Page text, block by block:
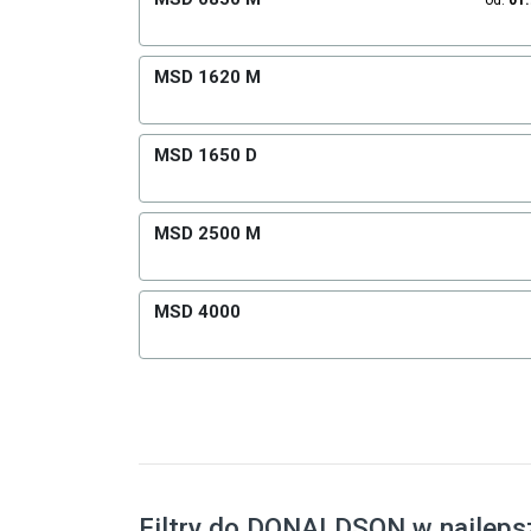
MSD 1620 M
MSD 1650 D
MSD 2500 M
MSD 4000